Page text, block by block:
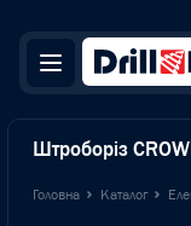
Штроборіз
Головна Каталог